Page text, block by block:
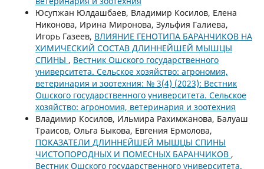
Юсупжан Юлдашбаев, Владимир Косилов, Елена
Никонова, Ирина Миронова, Зульфия Галиева,
Игорь Газеев, ВЛИЯНИЕ ГЕНОТИПА БАРАНЧИКОВ НА
ХИМИЧЕСКИЙ СОСТАВ ДЛИННЕЙШЕЙ МЫШЦЫ
СПИНЫ , Вестник Ошского государственного
университета. Сельское хозяйство: агрономия,
ветеринария и зоотехния: № 3(4) (2023): Вестник
Ошского государственного университета. Сельское
хозяйство: агрономия, ветеринария и зоотехния
Владимир Косилов, Ильмира Рахимжанова, Балуаш
Траисов, Ольга Быкова, Евгения Ермолова,
ПОКАЗАТЕЛИ ДЛИННЕЙШЕЙ МЫШЦЫ СПИНЫ
ЧИСТОПОРОДНЫХ И ПОМЕСНЫХ БАРАНЧИКОВ ,
Вестник Ошского государственного университета.